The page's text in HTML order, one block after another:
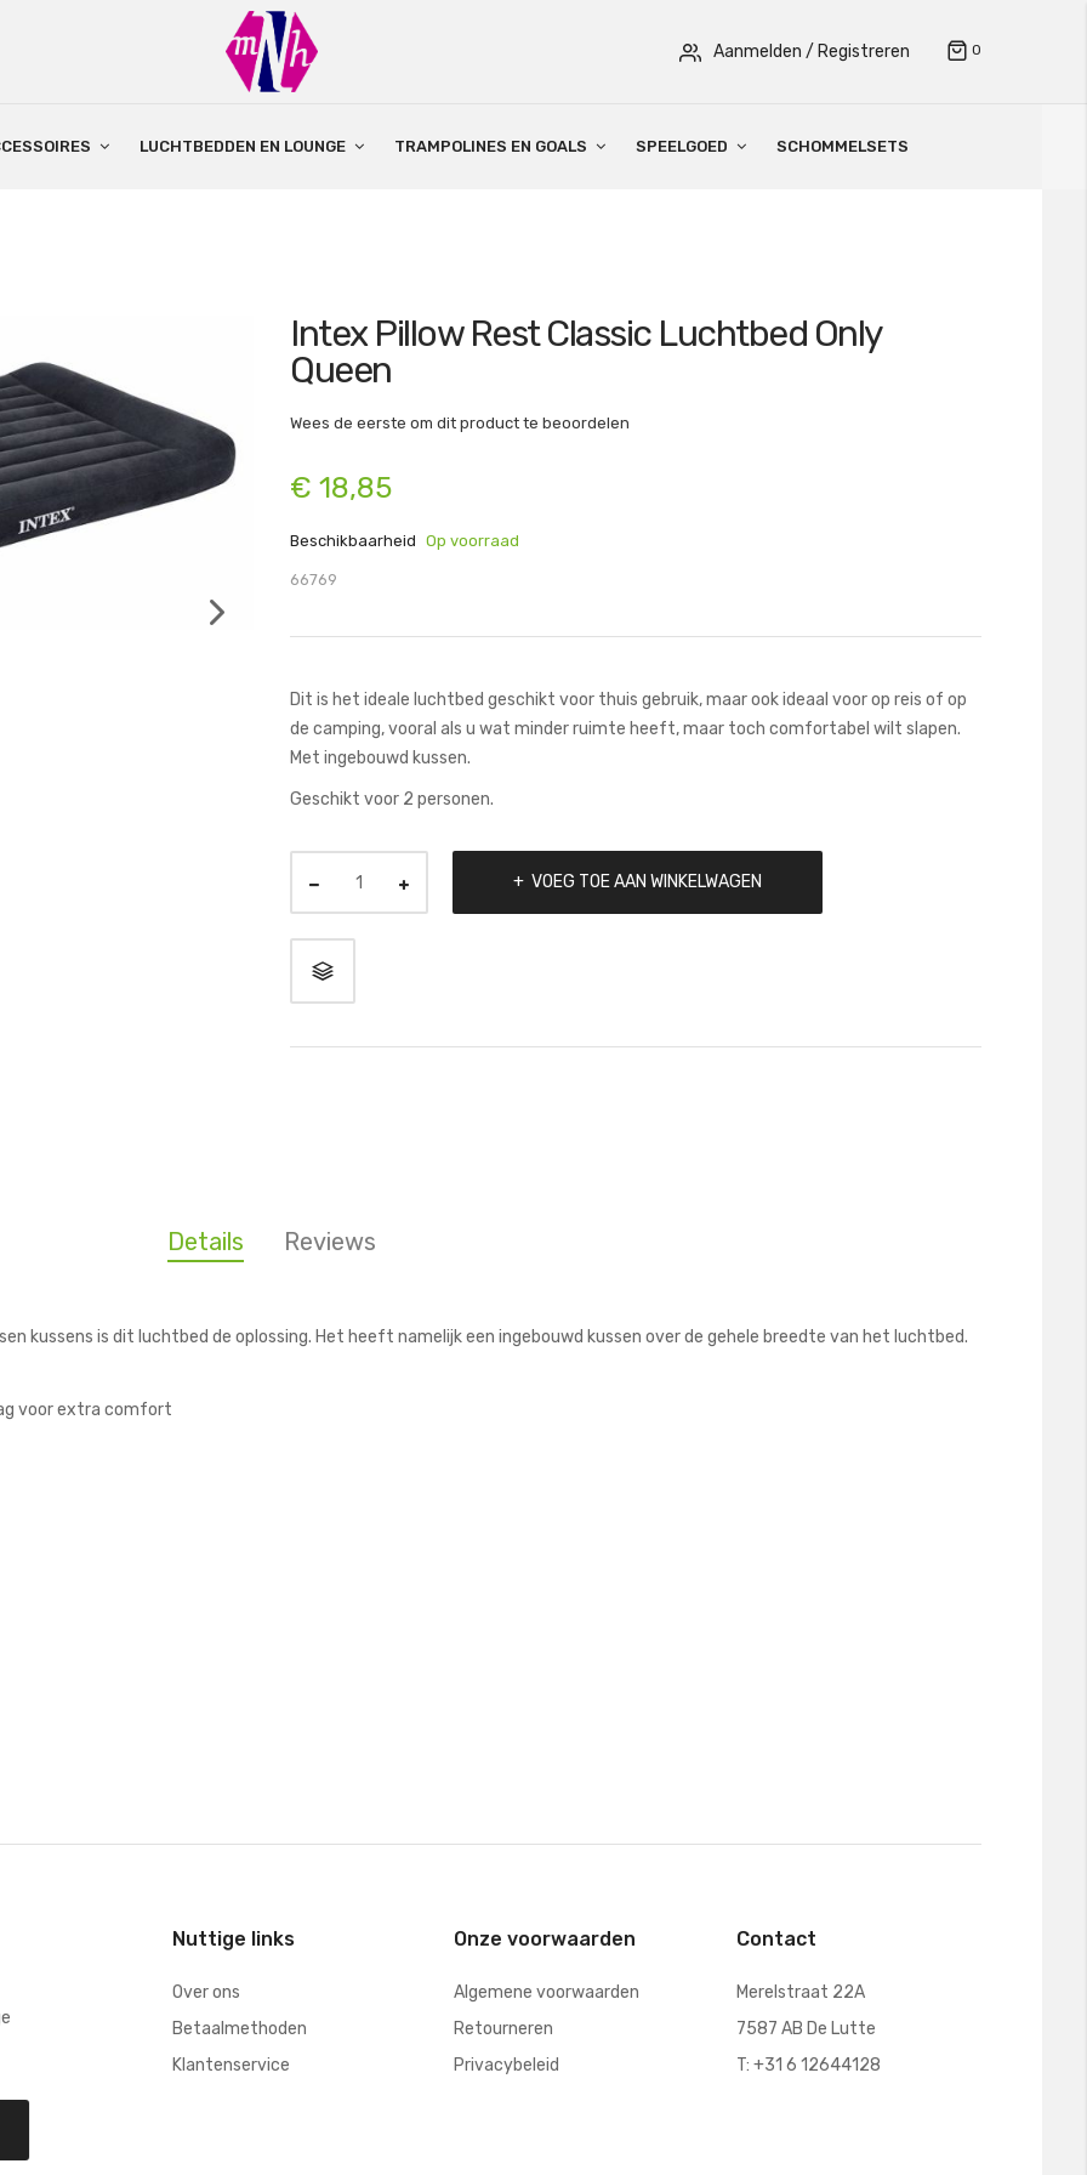
Aanmelden / Registreren 0
LUCHTBEDDEN EN LOUNGE TRAMPOLINES EN GOALS SPEELGOED SCHOMMELSETS
Intex Pillow Rest Classic Luchtbed Only
Queen
Wees de eerste om dit product te beoordelen
€ 18,85
Beschikbaarheid Op voorraad
66769
Dit is het ideale luchtbed geschikt voor thuis gebruik, maar ook ideaal voor op reis of op
de camping, vooral als u wat minder ruimte heeft, maar toch comfortabel wilt slapen.
Met ingebouwd kussen.
Geschikt voor 2 personen.
VOEG TOE AAN WINKELWAGEN
Details
kussens is dit luchtbed de oplossing. Het heeft namelijk een ingebouwd kussen over de gehele breedte van het luchtbed.
voor extra comfort
Reviews
Nuttige links
Over ons
Betaalmethoden
Klantenservice
Onze voorwaarden
Algemene voorwaarden
Retourneren
Privacybeleid
Contact
Merelstraat 22A
7587 AB De Lutte
T: +31 6 12644128